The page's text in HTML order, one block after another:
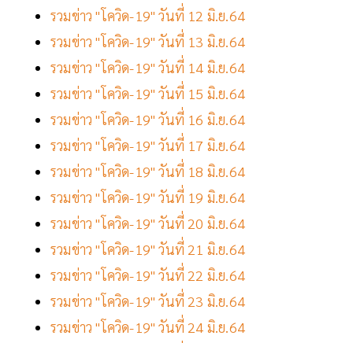
รวมข่าว "โควิด-19" วันที่ 12 มิ.ย.64
รวมข่าว "โควิด-19" วันที่ 13 มิ.ย.64
รวมข่าว "โควิด-19" วันที่ 14 มิ.ย.64
รวมข่าว "โควิด-19" วันที่ 15 มิ.ย.64
รวมข่าว "โควิด-19" วันที่ 16 มิ.ย.64
รวมข่าว "โควิด-19" วันที่ 17 มิ.ย.64
รวมข่าว "โควิด-19" วันที่ 18 มิ.ย.64
รวมข่าว "โควิด-19" วันที่ 19 มิ.ย.64
รวมข่าว "โควิด-19" วันที่ 20 มิ.ย.64
รวมข่าว "โควิด-19" วันที่ 21 มิ.ย.64
รวมข่าว "โควิด-19" วันที่ 22 มิ.ย.64
รวมข่าว "โควิด-19" วันที่ 23 มิ.ย.64
รวมข่าว "โควิด-19" วันที่ 24 มิ.ย.64